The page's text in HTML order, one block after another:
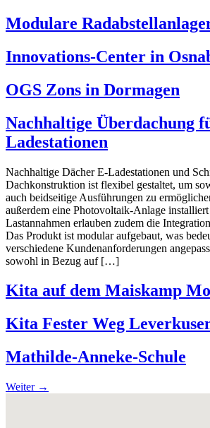
Modulare
Innovations-Center in
OGS Zons in Dormagen
Nachhaltige Überdachung
Ladestationen
Nachhaltige Dächer E-Ladestationen und
Dachkonstruktion ist flexibel gestaltet, um
auch beidseitige Ausführungen zu
außerdem eine Photovoltaik-Anlage
Lastannahmen erlauben zudem die
Das Produkt ist modular aufgebaut, was
verschiedene Kundenanforderungen
sowohl in Bezug auf […]
Kita auf dem Maiskamp
Kita Fester Weg
Mathilde-Anneke-Schule
Weiter →